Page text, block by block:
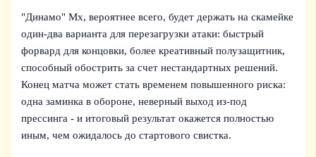
"Динамо" Мх, вероятнее всего, будет держать на скамейке
один-два варианта для перезагрузки атаки: быстрый
форвард для концовки, более креативный полузащитник,
способный обострить за счет нестандартных решений.
Конец матча может стать временем повышенного риска:
одна заминка в обороне, неверный выход из-под
прессинга - и итоговый результат окажется полностью
иным, чем ожидалось до стартового свистка.